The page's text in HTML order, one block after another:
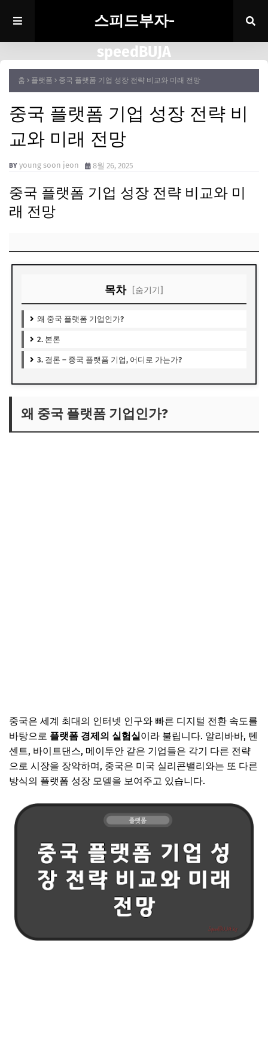
스피드부자-
speedBUJA
홈 플랫폼 중국 플랫폼 기업 성장 전략 비교와 미래 전망
중국 플랫폼 기업 성장 전략 비
교와 미래 전망
young soon jeon 8월 26, 2025
중국 플랫폼 기업 성장 전략 비교와 미
래 전망
목차 [숨기기]
왜 중국 플랫폼 기업인가?
2. 본론
3. 결론 – 중국 플랫폼 기업, 어디로 가는가?
왜 중국 플랫폼 기업인가?
중국은 세계 최대의 인터넷 인구와 빠른 디지털 전환 속도를
바탕으로 플랫폼 경제의 실험실이라 불립니다. 알리바바, 텐
센트, 바이트댄스, 메이투안 같은 기업들은 각기 다른 전략
으로 시장을 장악하며, 중국은 미국 실리콘밸리와는 또 다른
방식의 플랫폼 성장 모델을 보여주고 있습니다.